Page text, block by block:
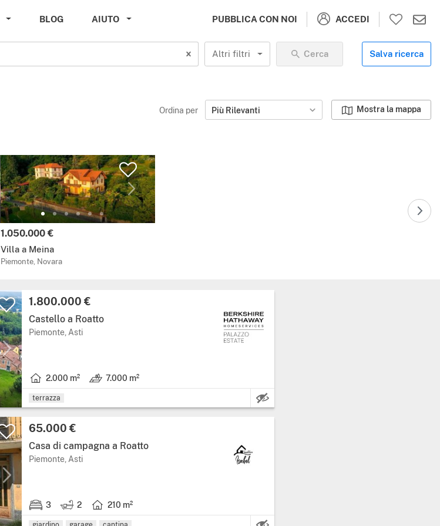
BLOG AIUTO PUBBLICA CON NOI ACCEDI
Altri filtri Cerca Salva ricerca
Ordina per Più Rilevanti Mostra la mappa
Prezzo:
1.050.000 €
Villa a Meina
Piemonte, Novara
Prezzo:
1.800.000 €
Castello a Roatto
Piemonte, AstiRegione: Piemonte, provincia: Asti.
2.000 m²
Superficie abitabile: 2.000 metri quadrati.
7.000 m²
Terreno: 7.000 m².
terrazza
Prezzo:
65.000 €
Casa di campagna a Roatto
Piemonte, AstiRegione: Piemonte, provincia: Asti.
3
3 stanze da letto.
2
2 bagni. 210 m²
Superficie abitabile: 210 metri quadrati.